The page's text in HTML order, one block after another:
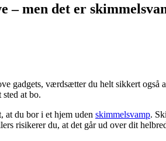
– men det er
gadgets, værdsætter du helt sikkert også
at bo.
at du bor i et hjem uden skimmelsvamp.
risikerer du, at det går ud over dit